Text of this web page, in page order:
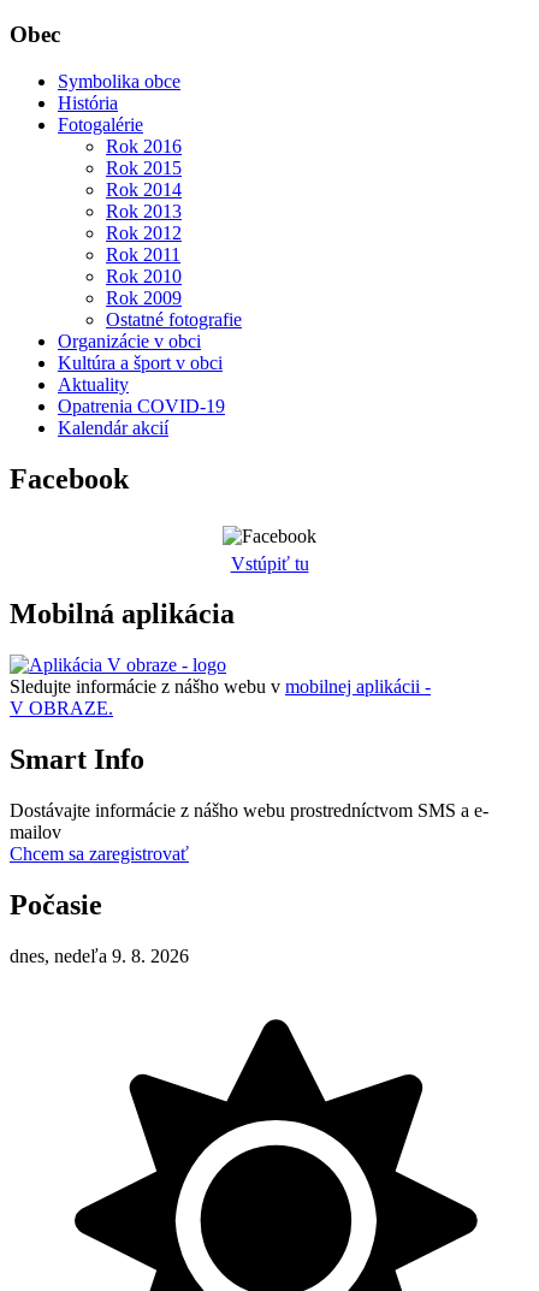
Obec
Symbolika obce
História
Fotogalérie
Rok 2016
Rok 2015
Rok 2014
Rok 2013
Rok 2012
Rok 2011
Rok 2010
Rok 2009
Ostatné fotografie
Organizácie v obci
Kultúra a šport v obci
Aktuality
Opatrenia COVID-19
Kalendár akcií
Facebook
Vstúpiť tu
Mobilná aplikácia
Sledujte informácie z nášho webu v mobilnej aplikácii -
V OBRAZE.
Smart Info
Dostávajte informácie z nášho webu prostredníctvom SMS a e-
mailov
Chcem sa zaregistrovať
Počasie
dnes, nedeľa 9. 8. 2026